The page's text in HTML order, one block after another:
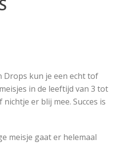
kun je een echt tof
in de leeftijd van 3 tot
er blij mee. Succes is
meisje gaat er helemaal